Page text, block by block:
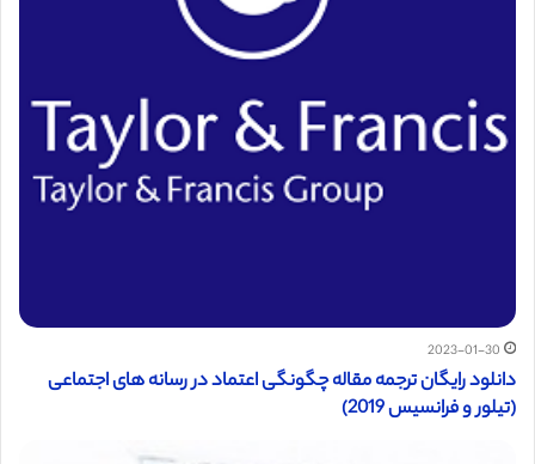
2023-01-30
دانلود رایگان ترجمه مقاله چگونگی اعتماد در رسانه های اجتماعی
(تیلور و فرانسیس 2019)